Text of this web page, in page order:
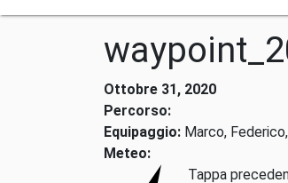
Ottobre 31, 2020
Percorso:
Equipaggio: Marco,
Meteo:
Tappa